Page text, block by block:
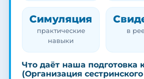
Симуляция
практические
навыки
в
Что даёт наша подготовка
(Организация